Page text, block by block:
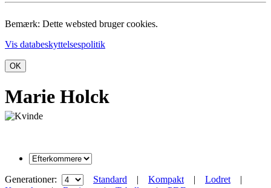
Bemærk: Dette websted bruger cookies.
Vis databeskyttelsespolitik
OK
Marie Holck
Generationer: Standard | Kompakt | Lodret |